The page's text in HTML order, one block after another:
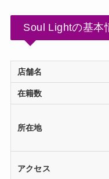
Soul Lightの基本
店舗名
在籍数
所在地
アクセス